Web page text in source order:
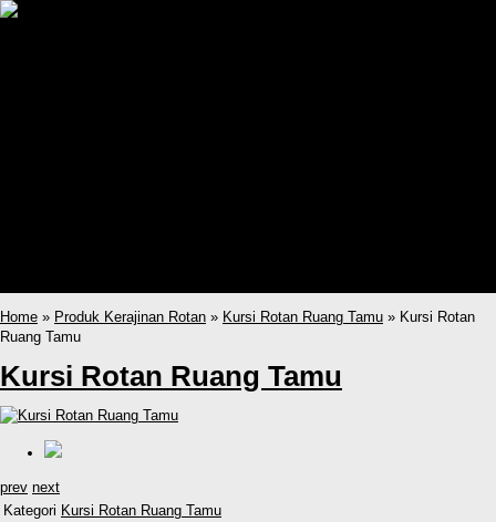
Home » Produk Kerajinan Rotan » Kursi Rotan Ruang Tamu » Kursi Rotan
Ruang Tamu
Kursi Rotan Ruang Tamu
prev next
Kategori Kursi Rotan Ruang Tamu